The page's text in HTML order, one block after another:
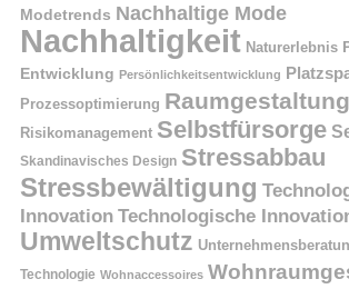
Modetrends Nachhaltige Mode
Nachhaltigkeit Naturerlebnis
Entwicklung Persönlichkeitsentwicklung
Prozessoptimierung Raumgestaltung
Risikomanagement Selbstfürsorge
Skandinavisches Design Stressabbau
Stressbewältigung
Innovation Technologische
Umweltschutz
Technologie Wohnaccessoires